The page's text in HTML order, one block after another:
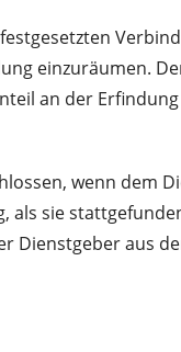
einzuräumen.
an der
wenn
sie
Dienstgeber aus